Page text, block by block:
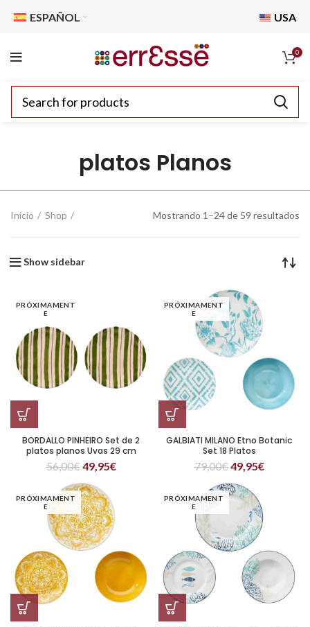
ESPAÑOL USA
0
platos Planos
Inicio Shop Mostrando 1–24 de 59 resultados
Show sidebar
PRÓXIMAMENT
E
BORDALLO PINHEIRO Set de 2
platos planos Uvas 29 cm
Amarillo
56,00€49,95€
PRÓXIMAMENT
E
GALBIATI MILANO Etno Botanic
Set 18 Platos
79,00€49,95€
PRÓXIMAMENT
E
PRÓXIMAMENT
E